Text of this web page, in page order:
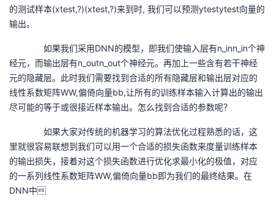
客
论
的
子
我
直
播
的
活
我
的
注
我
开
发
的
Programs
我
的
的测试样本(xtest,?)(xtest,?)来到时, 我们可以预测ytestytest向量的
输出。
如果我们采用DNN的模型，即我们使输入层有n_inn_in个神
经元，而输出层有n_outn_out个神经元。再加上一些含有若干神经
元的隐藏层。此时我们需要找到合适的所有隐藏层和输出层对应的
线性系数矩阵WW,偏倚向量bb,让所有的训练样本输入计算出的输出
尽可能的等于或很接近样本输出。怎么找到合适的参数呢？
如果大家对传统的机器学习的算法优化过程熟悉的话，这
里就很容易联想到我们可以用一个合适的损失函数来度量训练样本
的输出损失，接着对这个损失函数进行优化求最小化的极值，对应
的一系列线性系数矩阵WW,偏倚向量bb即为我们的最终结果。在
DNN中